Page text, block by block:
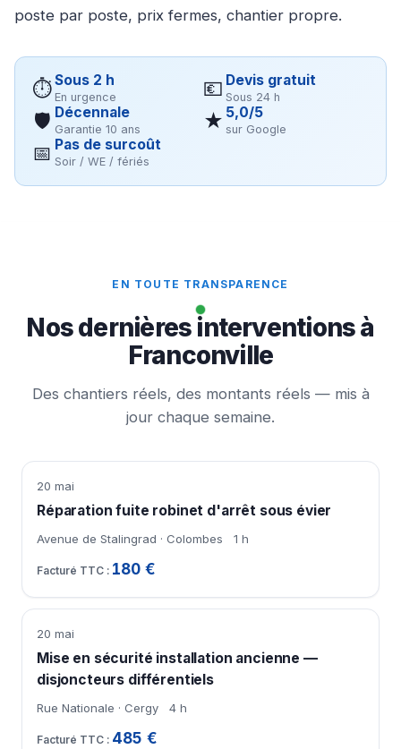
poste par poste, prix fermes, chantier propre.
⏱Sous 2 h
En urgence 💶 Devis gratuit
Sous 24 h
🛡 Décennale
Garantie 10 ans ★ 5,0/5
sur Google
📅 Pas de surcoût
Soir / WE / fériés
EN TOUTE TRANSPARENCE
Nos dernières interventions à
Franconville
Des chantiers réels, des montants réels — mis à
jour chaque semaine.
20 mai
Réparation fuite robinet d'arrêt sous évier
Avenue de Stalingrad · Colombes 1 h
180 €
20 mai
Mise en sécurité installation ancienne —
disjoncteurs différentiels
Rue Nationale · Cergy 4 h
485 €